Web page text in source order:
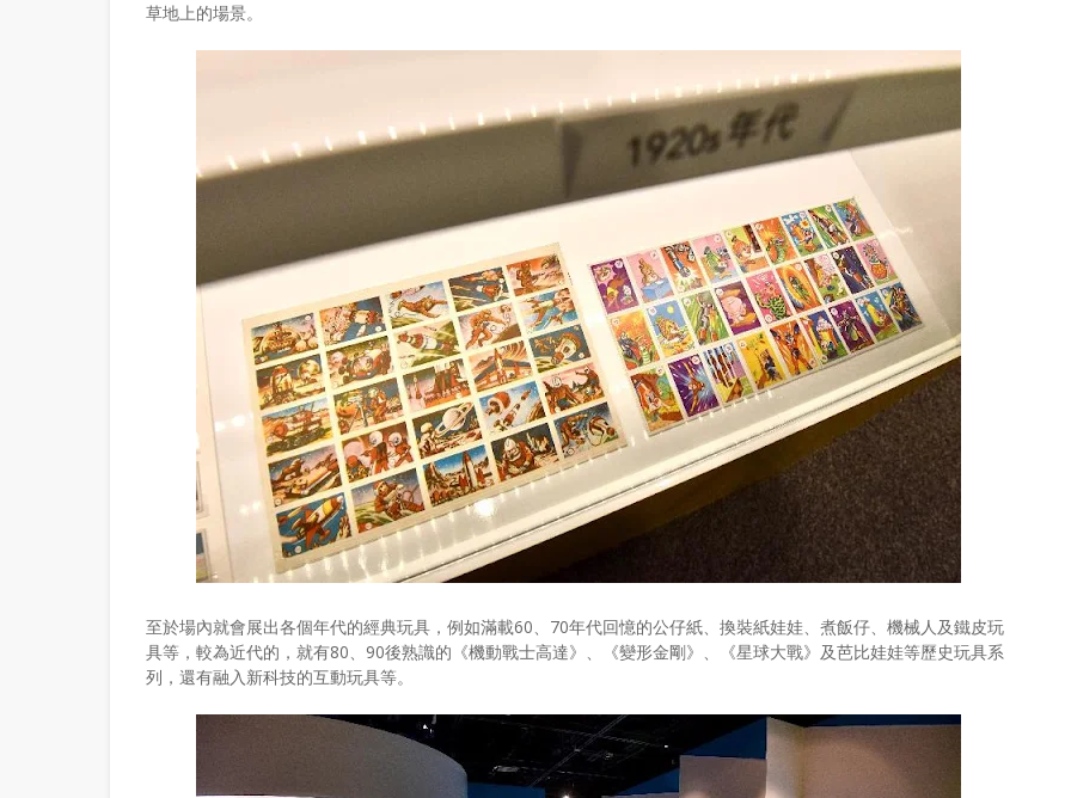
草地上的場景。
至於場內就會展出各個年代的經典玩具，例如滿載60、70年代回憶的公仔紙、換裝紙娃娃、煮飯仔、機械人及鐵皮玩
具等，較為近代的，就有80、90後熟識的《機動戰士高達》、《變形金剛》、《星球大戰》及芭比娃娃等歷史玩具系
列，還有融入新科技的互動玩具等。